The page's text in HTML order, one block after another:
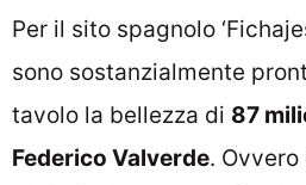
Per il sito spagnolo
sono sostanzialmente
tavolo la bellezza di 87
Federico Valverde.